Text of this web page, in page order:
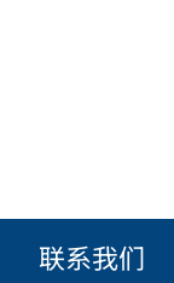
联系我们